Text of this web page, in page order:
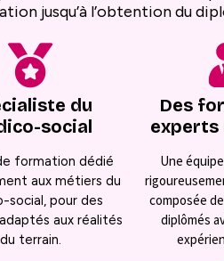
jusqu’à l’obtention du
du
social
formation dédié
aux métiers du
social, pour des
aux réalités
du terrain.
Des
experts
Une
composée
diplômés